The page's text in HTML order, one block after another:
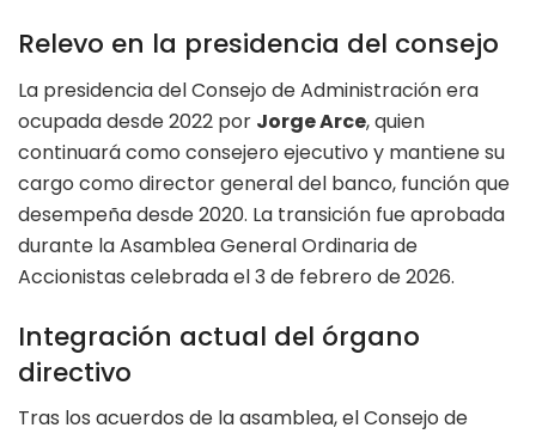
Relevo en la presidencia del consejo
La presidencia del Consejo de Administración era
ocupada desde 2022 por Jorge Arce, quien
continuará como consejero ejecutivo y mantiene su
cargo como director general del banco, función que
desempeña desde 2020. La transición fue aprobada
durante la Asamblea General Ordinaria de
Accionistas celebrada el 3 de febrero de 2026.
Integración actual del órgano
directivo
Tras los acuerdos de la asamblea, el Consejo de